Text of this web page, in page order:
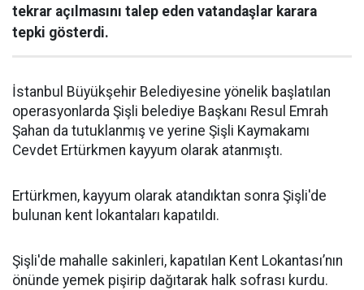
tekrar açılmasını talep eden vatandaşlar karara
tepki gösterdi.
İstanbul Büyükşehir Belediyesine yönelik başlatılan
operasyonlarda Şişli belediye Başkanı Resul Emrah
Şahan da tutuklanmış ve yerine Şişli Kaymakamı
Cevdet Ertürkmen kayyum olarak atanmıştı.
Ertürkmen, kayyum olarak atandıktan sonra Şişli'de
bulunan kent lokantaları kapatıldı.
Şişli'de mahalle sakinleri, kapatılan Kent Lokantası’nın
önünde yemek pişirip dağıtarak halk sofrası kurdu.